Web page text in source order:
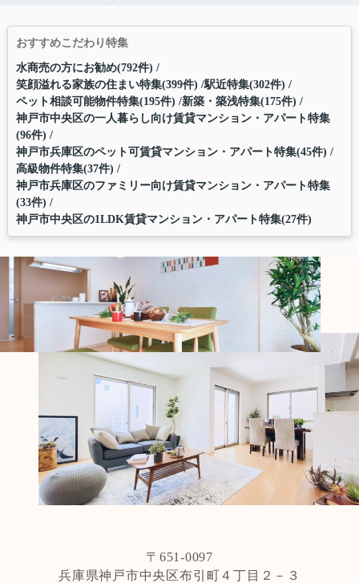
おすすめこだわり特集
水商売の方にお勧め(792件)
笑顔溢れる家族の住まい特集(399件) 駅近特集(302件)
ペット相談可能物件特集(195件) 新築・築浅特集(175件)
神戸市中央区の一人暮らし向け賃貸マンション・アパート特集
(96件)
神戸市兵庫区のペット可賃貸マンション・アパート特集(45件)
高級物件特集(37件)
神戸市兵庫区のファミリー向け賃貸マンション・アパート特集
(33件)
神戸市中央区の1LDK賃貸マンション・アパート特集(27件)
〒651-0097
兵庫県神戸市中央区布引町４丁目２－３